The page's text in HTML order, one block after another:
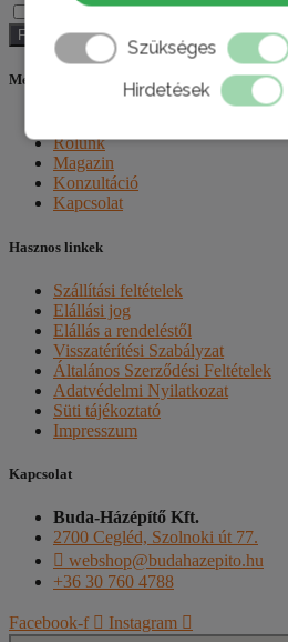
Szükséges
Hirdetések
Megismertem és elfogadom az
Feliratkozás
Menüpontok
Rólunk
Magazin
Konzultáció
Kapcsolat
Hasznos linkek
Szállítási feltételek
Elállási jog
Elállás a rendeléstől
Visszatérítési Szabályzat
Általános Szerződési Feltételek
Adatvédelmi Nyilatkozat
Süti tájékoztató
Impresszum
Kapcsolat
Buda-Házépítő Kft.
2700 Cegléd, Szolnoki út 77.
webshop@budahazepito.hu
+36 30 760 4788
Facebook-f Instagram